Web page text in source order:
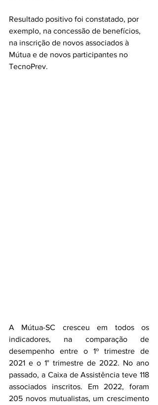
Resultado positivo foi constatado, por
exemplo, na concessão de benefícios,
na inscrição de novos associados à
Mútua e de novos participantes no
TecnoPrev.
A Mútua-SC cresceu em todos os
indicadores, na comparação de
desempenho entre o 1º trimestre de
2021 e o 1° trimestre de 2022. No ano
passado, a Caixa de Assistência teve 118
associados inscritos. Em 2022, foram
205 novos mutualistas, um crescimento